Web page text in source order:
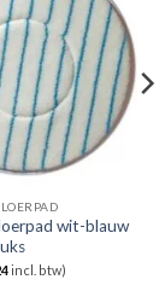
wit-blauw
incl. btw)